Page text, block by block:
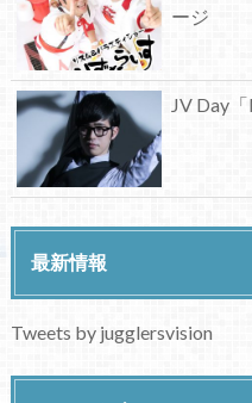
ージ
JV Day
最新情報
Tweets by jugglersvision